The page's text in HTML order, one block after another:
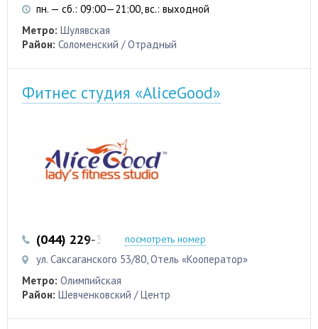
пн. — сб.: 09:00—21:00, вс.: выходной
Метро: Шулявская
Район: Соломенский / Отрадный
Фитнес студия «AliceGood»
(044) 229-38-58 (095) 701-70-97
посмотреть номер
ул. Саксаганского 53/80, Отель «Кооператор»
Метро: Олимпийская
Район: Шевченковский / Центр